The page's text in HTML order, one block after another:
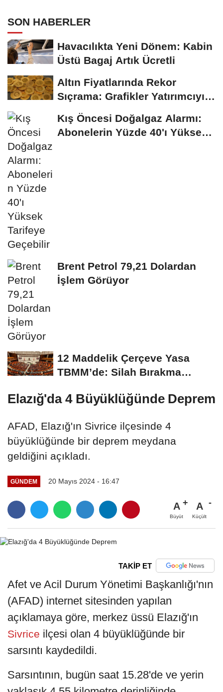
SON HABERLER
Havacılıkta Yeni Dönem: Kabin
Üstü Bagaj Artık Ücretli
Altın Fiyatlarında Rekor
Sıçrama: Grafikler Yatırımcıyı
Kış Öncesi Doğalgaz Alarmı:
Abonelerin Yüzde 40'ı Yüksek
Brent Petrol 79,21 Dolardan
İşlem Görüyor
12 Maddelik Çerçeve Yasa
TBMM’de: Silah Bırakma
Elazığ'da 4 Büyüklüğünde Deprem
AFAD, Elazığ'ın Sivrice ilçesinde 4
büyüklüğünde bir deprem meydana
geldiğini açıkladı.
GÜNDEM 20 Mayıs 2024 - 16:47
A
Büyüt
A
Küçült
TAKİP ET
Afet ve Acil Durum Yönetimi Başkanlığı'nın
(AFAD) internet sitesinden yapılan
açıklamaya göre, merkez üssü Elazığ'ın
Sivrice ilçesi olan 4 büyüklüğünde bir
sarsıntı kaydedildi.
Sarsıntının, bugün saat 15.28'de ve yerin